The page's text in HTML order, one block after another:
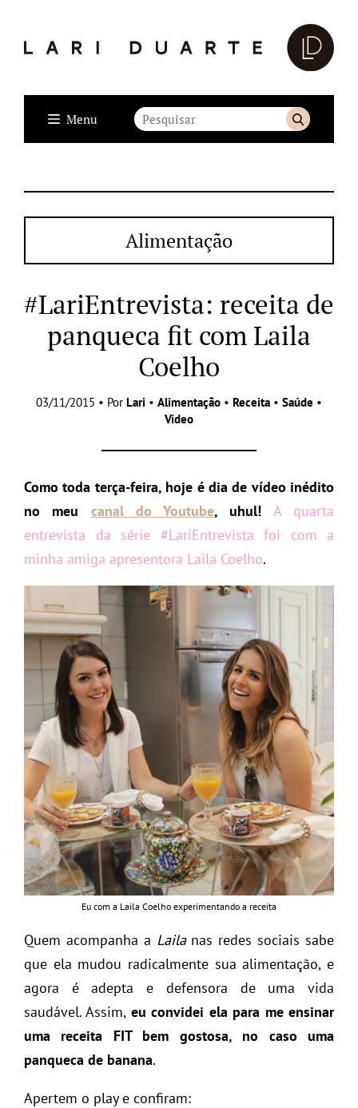
Menu
Alimentação
#LariEntrevista: receita de
panqueca fit com Laila
Coelho
03/11/2015 • Por Lari • Alimentação • Receita • Saúde •
Vídeo
Como toda terça-feira, hoje é dia de vídeo inédito
no meu canal do Youtube, uhul!
A quarta
entrevista da série #LariEntrevista foi com a
minha amiga apresentora Laila Coelho.
Eu com a Laila Coelho experimentando a receita
Quem acompanha a Lailanas redes sociais sabe
que ela mudou radicalmente sua alimentação, e
agora é adepta e defensora de uma vida
saudável. Assim, eu convidei ela para me ensinar
uma receita FIT bem gostosa, no caso uma
panqueca de banana.
Apertem o play e confiram: